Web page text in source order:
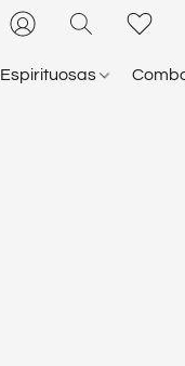
Espirituosas